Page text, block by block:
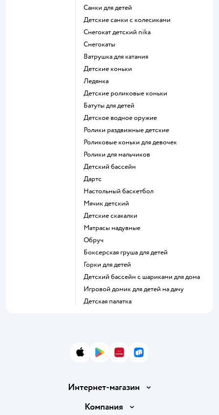
Санки для детей
Детские санки с колесиками
Снегокат детский nika
Снегокаты
Ватрушка для катания
Детские коньки
Ледянка
Детские роликовые коньки
Батуты для детей
Детское водное оружие
Ролики раздвижные детские
Роликовые коньки для девочек
Ролики для мальчиков
Детский бассейн
Дартс
Настольный баскетбол
Мячик детский
Детские скакалки
Матрасы надувные
Обруч
Боксерская груша для детей
Горки для детей
Детский бассейн с шариками для дома
Игровой домик для детей на дачу
Детская палатка
App StoreGoogle Play
AppGallery
RuStore
Интернет-магазин
Доставка и оплата
Компания